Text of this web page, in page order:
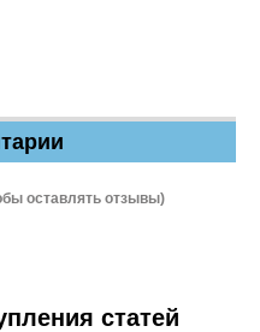
оставлять отзывы)
статей